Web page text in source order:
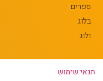
ספרים
בלוג
ולוג
תנאי שימוש